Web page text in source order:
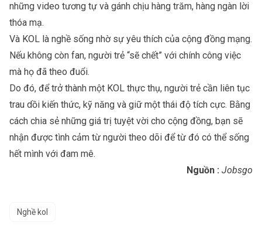
những video tương tự và gánh chịu hàng trăm, hàng ngàn lời
thóa mạ.
Và KOL là nghề sống nhờ sự yêu thích của cộng đồng mạng.
Nếu không còn fan, người trẻ “sẽ chết” với chính công việc
mà họ đã theo đuổi.
Do đó, để trở thành một KOL thực thụ, người trẻ cần liên tục
trau dồi kiến thức, kỹ năng và giữ một thái độ tích cực. Bằng
cách chia sẻ những giá trị tuyệt vời cho cộng đồng, bạn sẽ
nhận được tình cảm từ người theo dõi để từ đó có thể sống
hết mình với đam mê.
Nguồn : Jobsgo
Nghề kol